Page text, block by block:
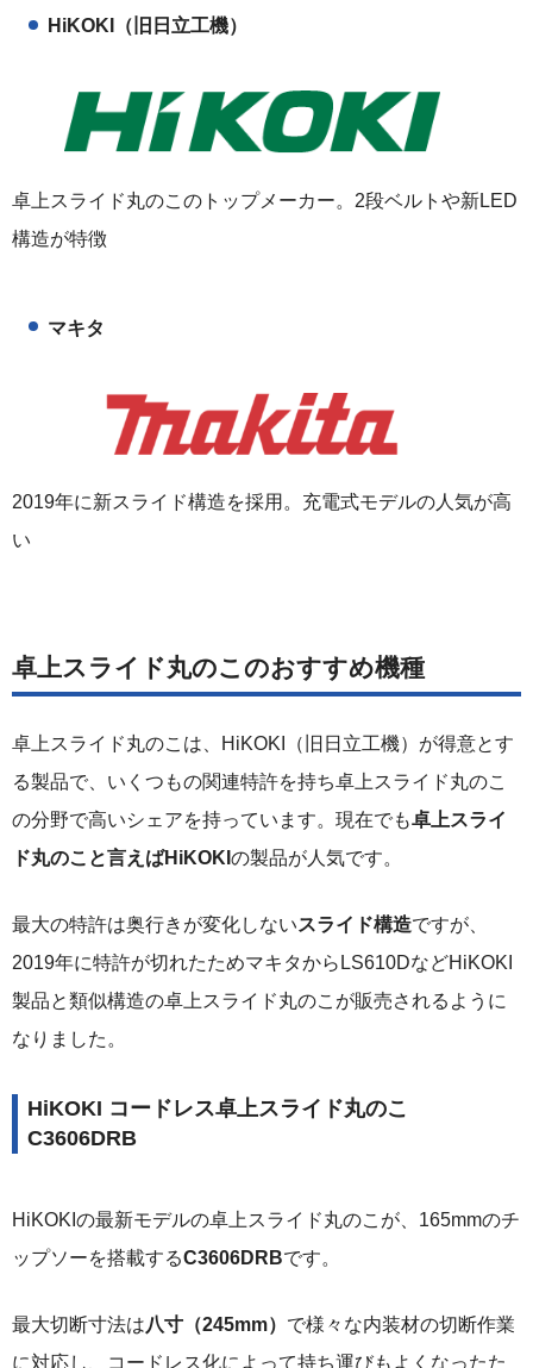
HiKOKI（旧日立工機）
卓上スライド丸のこのトップメーカー。2段ベルトや新LED
構造が特徴
マキタ
2019年に新スライド構造を採用。充電式モデルの人気が高
い
卓上スライド丸のこのおすすめ機種
卓上スライド丸のこは、HiKOKI（旧日立工機）が得意とす
る製品で、いくつもの関連特許を持ち卓上スライド丸のこ
の分野で高いシェアを持っています。現在でも卓上スライ
ド丸のこと言えばHiKOKI の製品が人気です。
最大の特許は奥行きが変化しないスライド構造ですが、
2019年に特許が切れたためマキタからLS610DなどHiKOKI
製品と類似構造の卓上スライド丸のこが販売されるように
なりました。
HiKOKI コードレス卓上スライド丸のこ
C3606DRB
HiKOKIの最新モデルの卓上スライド丸のこが、165mmのチ
ップソーを搭載するC3606DRBです。
最大切断寸法は八寸（245mm） で様々な内装材の切断作業
に対応し、コードレス化によって持ち運びもよくなったた